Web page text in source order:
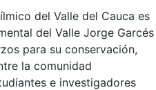
del Valle del Cauca es
del Valle Jorge Garcés
para su conservación,
la comunidad
e investigadores